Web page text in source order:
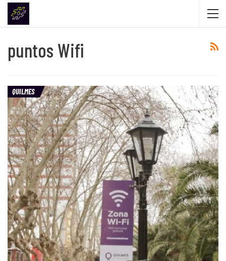
puntos Wifi
QUILMES